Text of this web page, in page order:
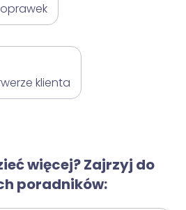
klienta
więcej? Zajrzyj do
poradników: